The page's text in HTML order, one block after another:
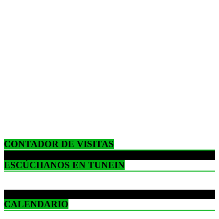
CONTADOR DE VISITAS
ESCÚCHANOS EN TUNEIN
CALENDARIO